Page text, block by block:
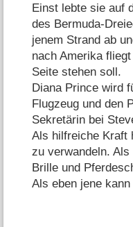
Einst lebte sie auf
des Bermuda-
jenem Strand ab
nach Amerika
Seite stehen soll.
Diana Prince wird
Flugzeug und den
Sekretärin bei
Als hilfreiche Kraft
zu verwandeln.
Brille und
Als eben jene